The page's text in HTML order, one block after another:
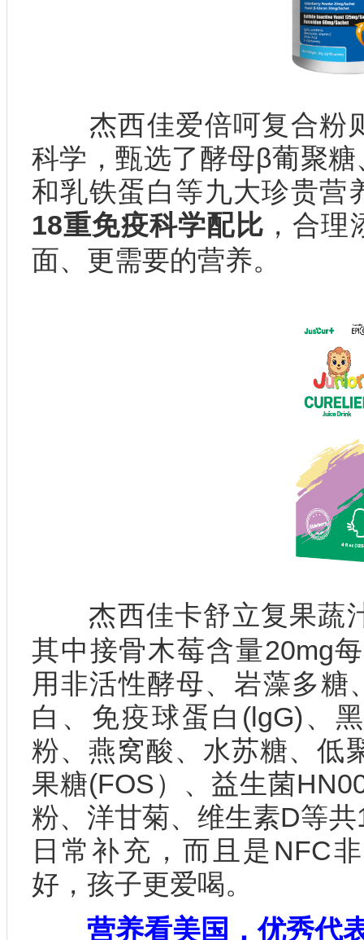
杰西佳爱倍呵复合粉
科学，甄选了酵母β葡聚
和乳铁蛋白等九大珍贵营
18重免疫科学配比 ，合
面、更需要的营养。
杰西佳卡舒立复果蔬
其中接骨木莓含量20mg
用非活性酵母、岩藻多糖
白、免疫球蛋白(lgG)、
粉、燕窝酸、水苏糖、低
果糖(FOS）、益生菌
粉、洋甘菊、维生素D等
日常补充，而且是NFC
好，孩子更爱喝。
营养看美国，优秀代